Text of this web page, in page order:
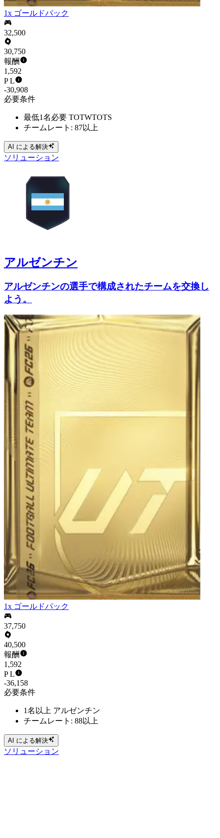
1x ゴールドパック
32,500
30,750
報酬
1,592
P L
-30,908
必要条件
最低1名必要 TOTWTOTS
チームレート: 87以上
AI による解決
ソリューション
アルゼンチン
アルゼンチンの選手で構成されたチームを交換し
よう。
1x ゴールドパック
37,750
40,500
報酬
1,592
P L
-36,158
必要条件
1名以上 アルゼンチン
チームレート: 88以上
AI による解決
ソリューション